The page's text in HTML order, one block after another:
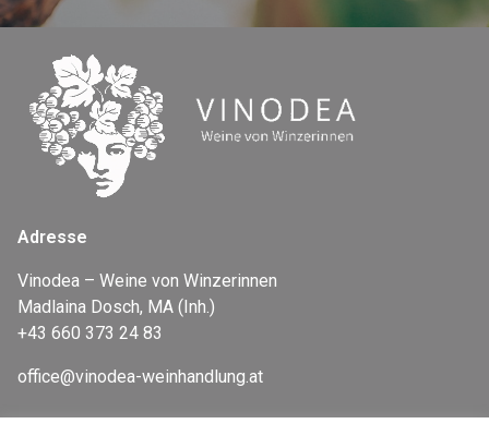
Adresse
Vinodea – Weine von Winzerinnen
Madlaina Dosch, MA (Inh.)
+43 660 373 24 83
office@vinodea-weinhandlung.at